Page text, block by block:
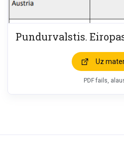
Pundurvalstis.
Uz
PDF fails,